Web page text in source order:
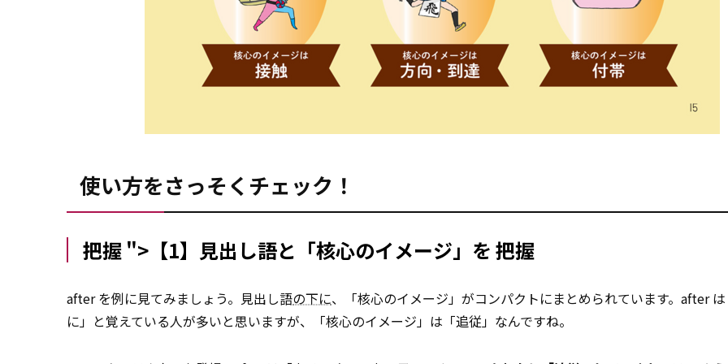
使い方をさっそくチェック！
把握 ">【1】見出し語と「核心のイメージ」を 把握
after を例に見てみましょう。見出し語の下に、「核心のイメージ」がコンパクトにまとめられています。after
に」と覚えている人が多いと思いますが、「核心のイメージ」は「追従」なんですね。